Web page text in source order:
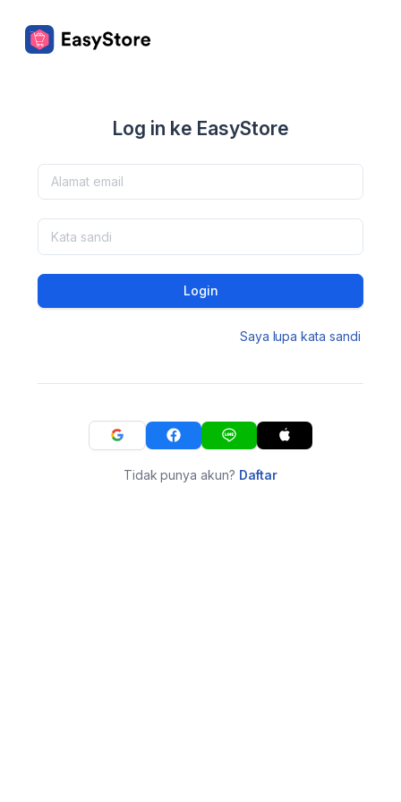
Log in ke EasyStore
Login
Saya lupa kata sandi
Tidak punya akun? Daftar